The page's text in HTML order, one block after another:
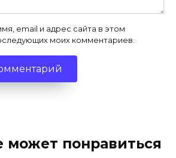
email и адрес сайта в этом
моих комментариев.
может понравиться